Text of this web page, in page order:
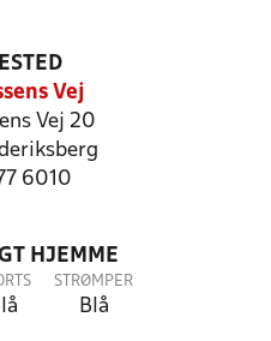
Vej
Vej 20
6010
HJEMME
STRØMPER
Blå